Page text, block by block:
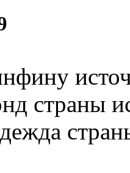
страны